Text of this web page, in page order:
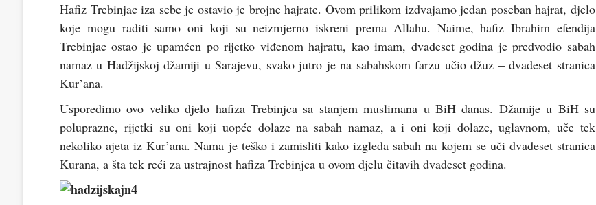
Hafiz Trebinjac iza sebe je ostavio je brojne hajrate. Ovom prilikom izdvajamo jedan poseban hajrat, djelo
koje mogu raditi samo oni koji su neizmjerno iskreni prema Allahu. Naime, hafiz Ibrahim efendija
Trebinjac ostao je upamćen po rijetko viđenom hajratu, kao imam, dvadeset godina je predvodio sabah
namaz u Hadžijskoj džamiji u Sarajevu, svako jutro je na sabahskom farzu učio džuz – dvadeset stranica
Kur’ana.
Usporedimo ovo veliko djelo hafiza Trebinjca sa stanjem muslimana u BiH danas. Džamije u BiH su
poluprazne, rijetki su oni koji uopće dolaze na sabah namaz, a i oni koji dolaze, uglavnom, uče tek
nekoliko ajeta iz Kur’ana. Nama je teško i zamisliti kako izgleda sabah na kojem se uči dvadeset stranica
Kurana, a šta tek reći za ustrajnost hafiza Trebinjca u ovom djelu čitavih dvadeset godina.